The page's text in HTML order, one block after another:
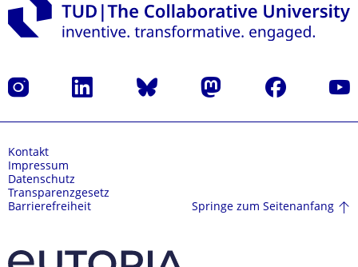
Instagram LinkedIn Bluesky Mastodon Facebook
Kontakt
Impressum
Datenschutz
Transparenzgesetz
Barrierefreiheit
Springe zum Seitenanfang